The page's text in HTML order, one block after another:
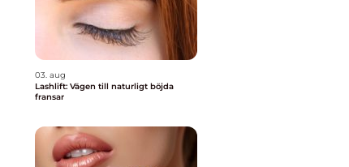
03. aug
Lashlift: Vägen till naturligt böjda
fransar